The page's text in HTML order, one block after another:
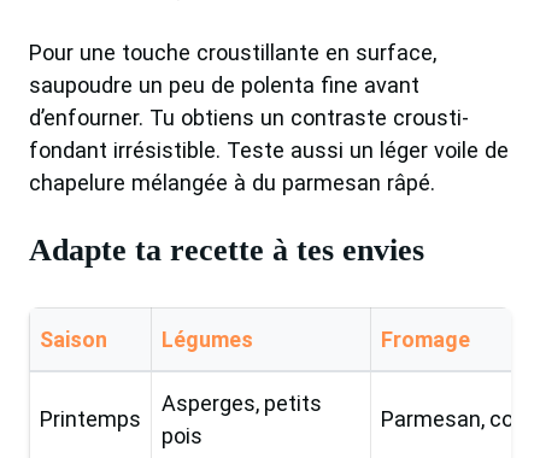
Pour une touche croustillante en surface,
saupoudre un peu de polenta fine avant
d’enfourner. Tu obtiens un contraste crousti-
fondant irrésistible. Teste aussi un léger voile de
chapelure mélangée à du parmesan râpé.
Adapte ta recette à tes envies
Saison Légumes Fromage
Printemps
Asperges, petits
pois
Parmesan,